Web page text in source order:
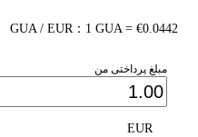
GUA / EUR：1 GUA = €0.0442
مبلغ پرداختی من
EUR